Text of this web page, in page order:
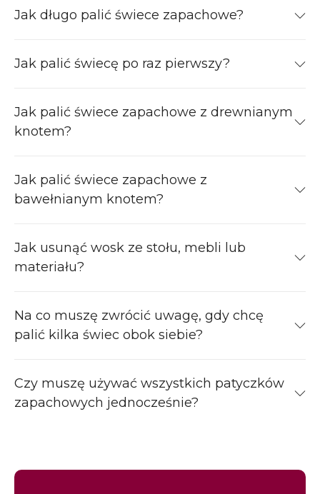
Jak długo palić świece zapachowe?
Jak palić świecę po raz pierwszy?
Jak palić świece zapachowe z drewnianym
knotem?
Jak palić świece zapachowe z
bawełnianym knotem?
Jak usunąć wosk ze stołu, mebli lub
materiału?
Na co muszę zwrócić uwagę, gdy chcę
palić kilka świec obok siebie?
Czy muszę używać wszystkich patyczków
zapachowych jednocześnie?